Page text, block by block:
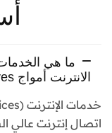
ما هي
الانترنت أمواج Waves؟
اتصال إنترنت عالي